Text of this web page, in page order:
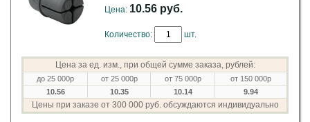
Цена: 10.56 руб.
Количество: шт.
Цена за ед. изм., при общей сумме заказа, рублей:
до 25 000р от 25 000р от 75 000р
от 150 000р
10.56
10.35 10.14 9.94
Цены при заказе от 300 000 руб. обсуждаются индивидуально